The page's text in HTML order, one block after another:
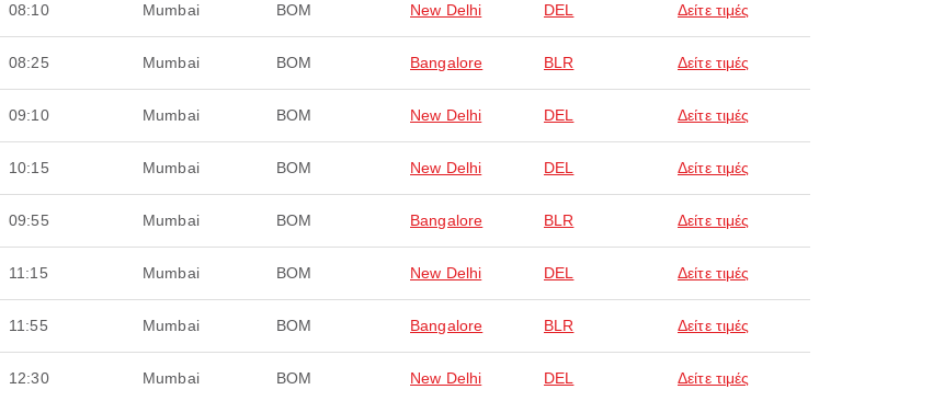
08:10 Mumbai BOM New Delhi DEL Δείτε τιμές
08:25 Mumbai BOM Bangalore BLR Δείτε τιμές
09:10 Mumbai BOM New Delhi DEL Δείτε τιμές
10:15 Mumbai BOM New Delhi DEL Δείτε τιμές
09:55 Mumbai BOM Bangalore BLR Δείτε τιμές
11:15 Mumbai BOM New Delhi DEL Δείτε τιμές
11:55 Mumbai BOM Bangalore BLR Δείτε τιμές
12:30 Mumbai BOM New Delhi DEL Δείτε τιμές